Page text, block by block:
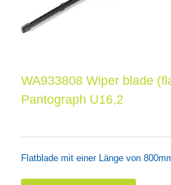
WA933808 Wiper blade
Pantograph U16,2
Flatblade mit einer Länge von